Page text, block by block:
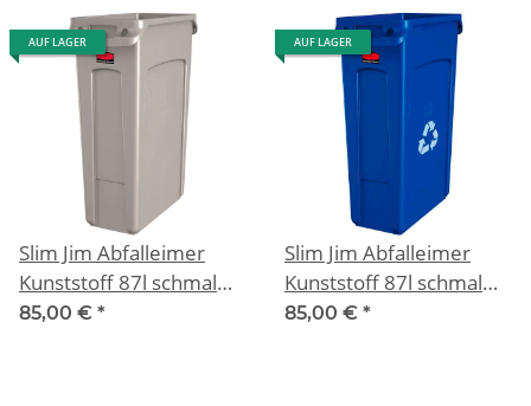
AUF LAGER
Slim Jim Abfalleimer
Kunststoff 87l schmal
Beige
85,00 € *
AUF LAGER
Slim Jim Abfalleimer
Kunststoff 87l schmal
Blau
85,00 € *